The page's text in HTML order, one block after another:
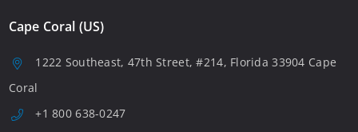
Cape Coral (US)
1222 Southeast, 47th Street, #214, Florida 33904 Cape
Coral
+1 800 638-0247